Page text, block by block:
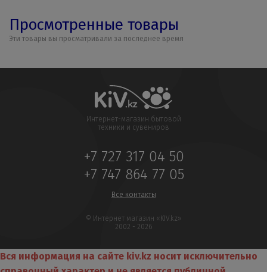
Просмотренные товары
Эти товары вы просматривали за последнее время
Интернет-магазин бытовой
техники и сувениров
+7 727 317 04 50
+7 747 864 77 05
Все контакты
© Интернет магазин «KIV.kz»
2002 - 2026
Вся информация на сайте kiv.kz носит исключительно